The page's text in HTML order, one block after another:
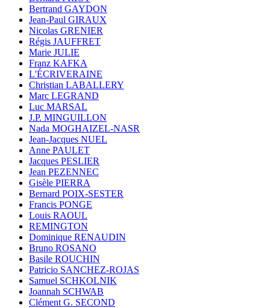
Bertrand GAYDON
Jean-Paul GIRAUX
Nicolas GRENIER
Régis JAUFFRET
Marie JULIE
Franz KAFKA
L'ÉCRIVERAINE
Christian LABALLERY
Marc LEGRAND
Luc MARSAL
J.P. MINGUILLON
Nada MOGHAIZEL-NASR
Jean-Jacques NUEL
Anne PAULET
Jacques PESLIER
Jean PEZENNEC
Gisèle PIERRA
Bernard POIX-SESTER
Francis PONGE
Louis RAOUL
REMINGTON
Dominique RENAUDIN
Bruno ROSANO
Basile ROUCHIN
Patricio SANCHEZ-ROJAS
Samuel SCHKOLNIK
Joannah SCHWAB
Clément G. SECOND